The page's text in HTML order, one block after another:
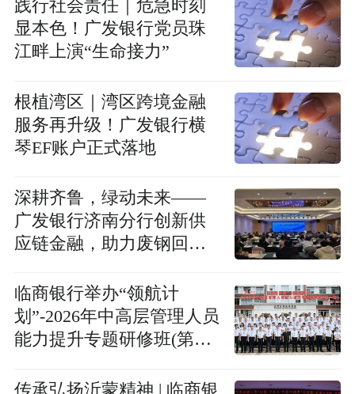
践行社会责任｜危急时刻
显本色！广发银行党员珠
江畔上演“生命接力”
根植湾区｜湾区跨境金融
服务再升级！广发银行横
琴EF账户正式落地
深耕齐鲁，绿动未来——
广发银行济南分行创新供
应链金融，助力废钢回收
临商银行举办“领航计
划”-2026年中高层管理人员
能力提升专题研修班(第
传承弘扬沂蒙精神 | 临商银